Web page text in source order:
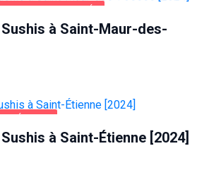
MAUR-DES-FOSSÉS
à Saint-Maur-des-
ÉTIENNE
à Saint-Étienne [2024]